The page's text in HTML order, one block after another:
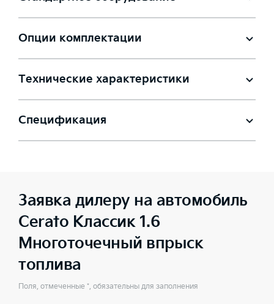
Опции комплектации
Технические характеристики
Спецификация
Заявка дилеру на автомобиль
Cerato Классик 1.6
Многоточечный впрыск
топлива
Поля, отмеченные *, обязательны для заполнения